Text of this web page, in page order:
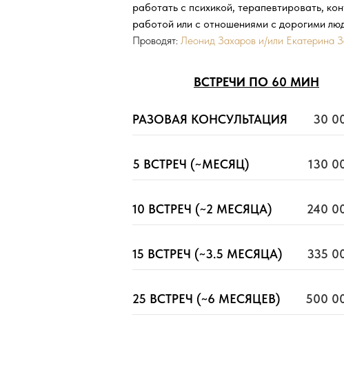
работать с психикой, терапевтировать,
работой или с отношениями с дорогими
Проводят: Леонид Захаров и/или Екатерина
ВСТРЕЧИ ПО 60 МИН
РАЗОВАЯ КОНСУЛЬТАЦИЯ 30
5 ВСТРЕЧ (~МЕСЯЦ) 130
10 ВСТРЕЧ (~2 МЕСЯЦА) 240
15 ВСТРЕЧ (~3.5 МЕСЯЦА) 335
25 ВСТРЕЧ (~6 МЕСЯЦЕВ) 500